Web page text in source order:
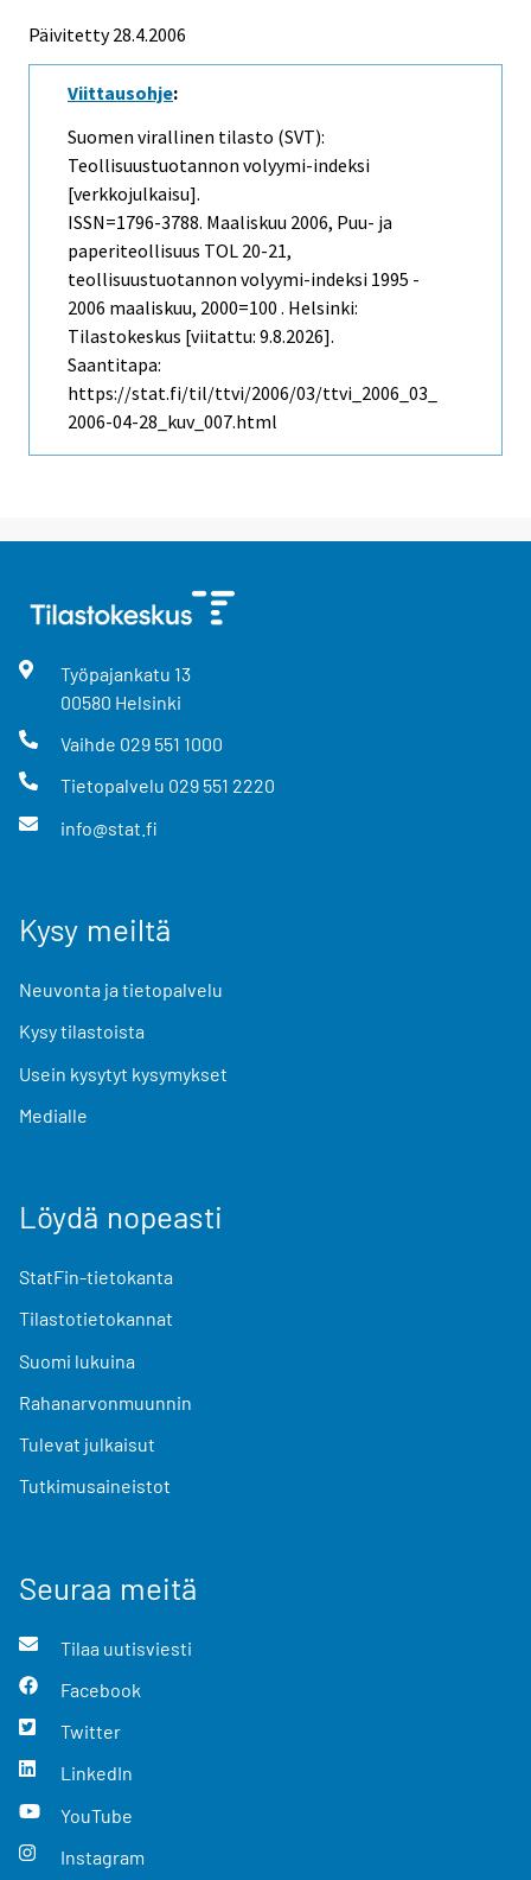
Päivitetty28.4.2006
Viittausohje:
Suomen virallinen tilasto (SVT):
Teollisuustuotannon volyymi-indeksi
[verkkojulkaisu].
ISSN=1796-3788. Maaliskuu 2006, Puu- ja
paperiteollisuus TOL 20-21,
teollisuustuotannon volyymi-indeksi 1995 -
2006 maaliskuu, 2000=100 . Helsinki:
Tilastokeskus [viitattu: 9.8.2026].
Saantitapa:
https://stat.fi/til/ttvi/2006/03/ttvi_2006_03_
2006-04-28_kuv_007.html
Työpajankatu 13
00580 Helsinki
Vaihde 029 551 1000
Tietopalvelu 029 551 2220
info@stat.fi
Kysy meiltä
Neuvonta ja tietopalvelu
Kysy tilastoista
Usein kysytyt kysymykset
Medialle
Löydä nopeasti
StatFin-tietokanta
Tilastotietokannat
Suomi lukuina
Rahanarvonmuunnin
Tulevat julkaisut
Tutkimusaineistot
Seuraa meitä
Tilaa uutisviesti
Facebook
Twitter
LinkedIn
YouTube
Instagram